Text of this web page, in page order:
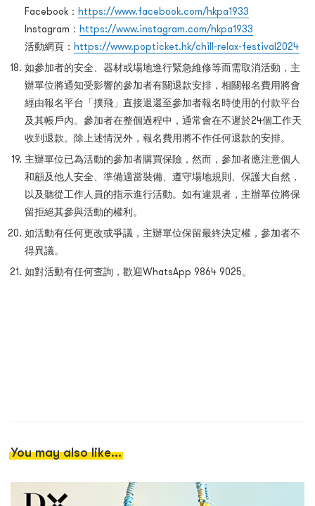
Facebook： https://www.facebook.com/hkpa1933
Instagram： https://www.instagram.com/hkpa1933
活動網頁： https://www.popticket.hk/chill-relax-festival2024
如參加者的安全、器材或場地進行緊急維修等而需取消活動，主
辦單位將通知受影響的參加者有關退款安排，相關報名費用將會
經由報名平台「撲飛」直接退還至參加者報名時使用的付款平台
及其帳戶內。參加者在整個過程中，通常會在不遲於24個工作天
收到退款。除上述情況外，報名費用將不作任何退款的安排。
主辦單位已為活動的參加者購買保險，然而，參加者應注意個人
和顧及他人安全、準備適當裝備、遵守場地規則、保護大自然，
以及聽從工作人員的指示進行活動。如有違規者，主辦單位將保
留拒絕其參與活動的權利。
如活動有任何更改或爭議，主辦單位保留最終決定權，參加者不
得異議。
如對活動有任何查詢，歡迎WhatsApp 9864 9025。
You may also like...